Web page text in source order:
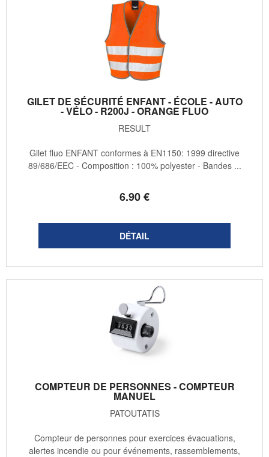
GILET DE SÉCURITÉ ENFANT - ÉCOLE - AUTO
- VÉLO - R200J - ORANGE FLUO
RESULT
6.90€
Gilet fluo ENFANT conformes à EN1150: 1999 directive
89/686/EEC - Composition : 100% polyester - Bandes ...
COMPTEUR DE PERSONNES - COMPTEUR
MANUEL
PATOUTATIS
Compteur de personnes pour exercices évacuations,
alertes incendie ou pour événements, rassemblements,